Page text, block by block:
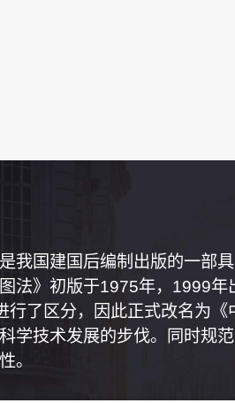
我国建国后编制出版的一部
法》初版于1975年，1999
了区分，因此正式改名为
学技术发展的步伐。同时规
。